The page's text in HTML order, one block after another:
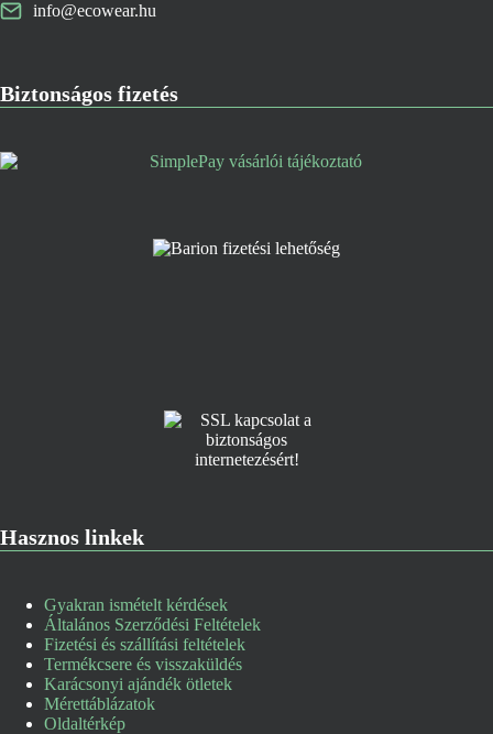
info@ecowear.hu
Biztonságos fizetés
Hasznos linkek
Gyakran ismételt kérdések
Általános Szerződési Feltételek
Fizetési és szállítási feltételek
Termékcsere és visszaküldés
Karácsonyi ajándék ötletek
Mérettáblázatok
Oldaltérkép